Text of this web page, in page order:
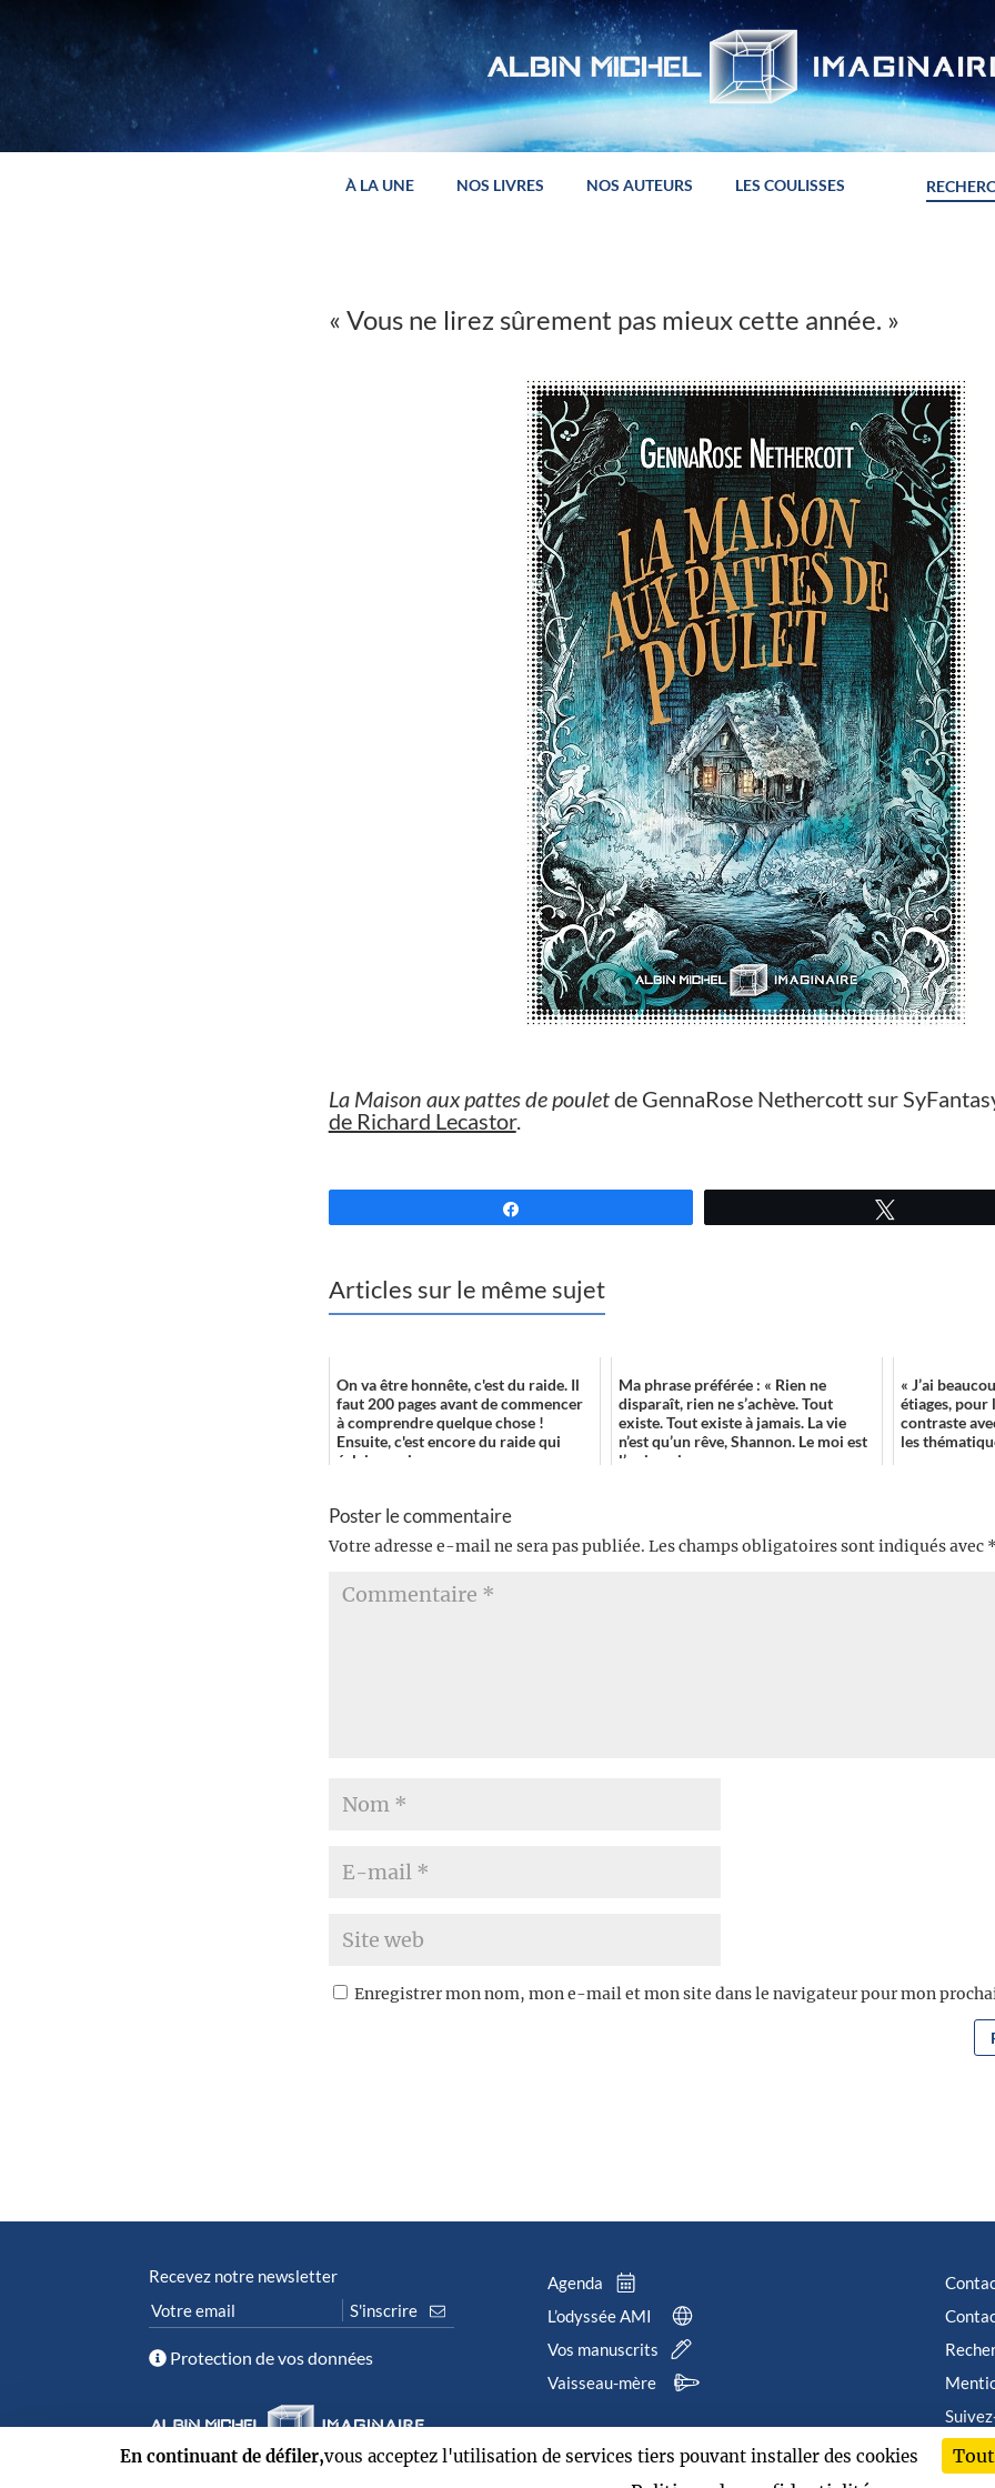
À LA UNE NOS LIVRES NOS AUTEURS LES COULISSES
« Vous ne lirez sûrement pas mieux cette année. »
La Maison aux pattes de pouletde GennaRose Nethercott sur
de Richard Lecastor.
Articles sur le même sujet
On va être honnête, c'est du raide. Il
faut 200 pages avant de commencer
à comprendre quelque chose !
Ensuite, c'est encore du raide qui
éclaire, qui ...
Ma phrase préférée : « Rien ne
disparaît, rien ne s’achève. Tout
existe. Tout existe à jamais. La vie
n’est qu’un rêve, Shannon. Le moi est
l’unique i...
« J’ai
étiages, pour
contraste
les
Poster le commentaire
Votre adresse e-mail ne sera pas publiée. Les champs obligatoires sont indiqués avec
Enregistrer mon nom, mon e-mail et mon site dans le navigateur pour mon
Recevez notre newsletter
Protection de vos données
Agenda
L’odyssée AMI
Vos manuscrits
Vaisseau-mère
En continuant de défiler,vous acceptez l'utilisation de services tiers pouvant installer des cookies